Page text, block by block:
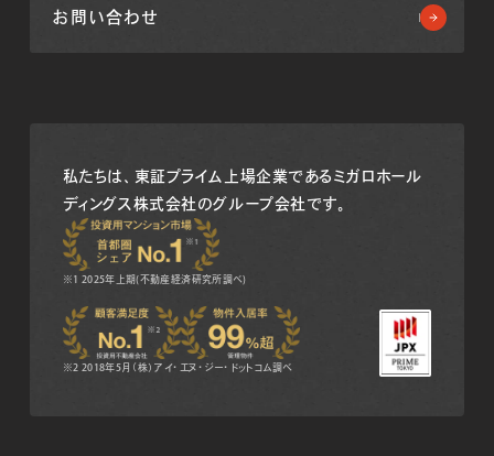
お問い合わせ
私たちは、東証プライム上場企業である ミガロホール
ディングス株式会社のグループ会社です。
※1 2025年上期(不動産経済研究所調べ)
※2 2018年5月（株）アイ・エヌ・ジー・ドットコム調べ